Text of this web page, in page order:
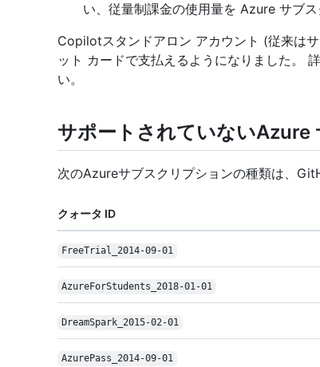
い、従量制課金の使用量を Azure サブ
Copilotスタンドアロン アカウント (従来は
ット カードで支払えるようになりました。
い。
サポートされていないAzure
次のAzureサブスクリプションの種類は、
クォータ ID
FreeTrial_2014-09-01
AzureForStudents_2018-01-01
DreamSpark_2015-02-01
AzurePass_2014-09-01